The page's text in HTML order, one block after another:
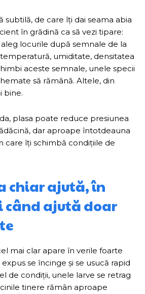
subtilă, de care îți dai seama abia
în grădină ca să vezi tipare:
locurile după semnale de la
umiditate, densitatea
aceste semnale, unele specii
să rămână. Altele, din
bine.
plasa poate reduce presiunea
dar aproape întotdeauna
care îți schimbă condițiile de
chiar ajută, în
când ajută doar
mai clar apare în verile foarte
se încinge și se usucă rapid
de condiții, unele larve se retrag
tinere rămân aproape